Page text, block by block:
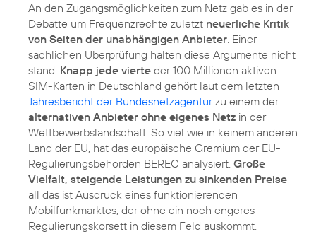
An den Zugangsmöglichkeiten zum Netz gab es in der
Debatte um Frequenzrechte zuletzt neuerliche Kritik
von Seiten der unabhängigen Anbieter. Einer
sachlichen Überprüfung halten diese Argumente nicht
stand: Knapp jede vierte der 100 Millionen aktiven
SIM-Karten in Deutschland gehört laut dem letzten
Jahresbericht der Bundesnetzagenturzu einem der
alternativen Anbieter ohne eigenes Netz in der
Wettbewerbslandschaft. So viel wie in keinem anderen
Land der EU, hat das europäische Gremium der EU-
Regulierungsbehörden BEREC analysiert. Große
Vielfalt, steigende Leistungen zu sinkenden Preise -
all das ist Ausdruck eines funktionierenden
Mobilfunkmarktes, der ohne ein noch engeres
Regulierungskorsett in diesem Feld auskommt.